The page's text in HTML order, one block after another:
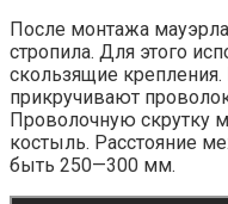
После монтажа
стропила. Для этого
скользящие
прикручивают
Проволочную скрутку
костыль. Расстояние
быть 250—300 мм.